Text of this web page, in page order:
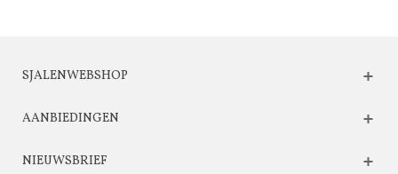
SJALENWEBSHOP
AANBIEDINGEN
NIEUWSBRIEF